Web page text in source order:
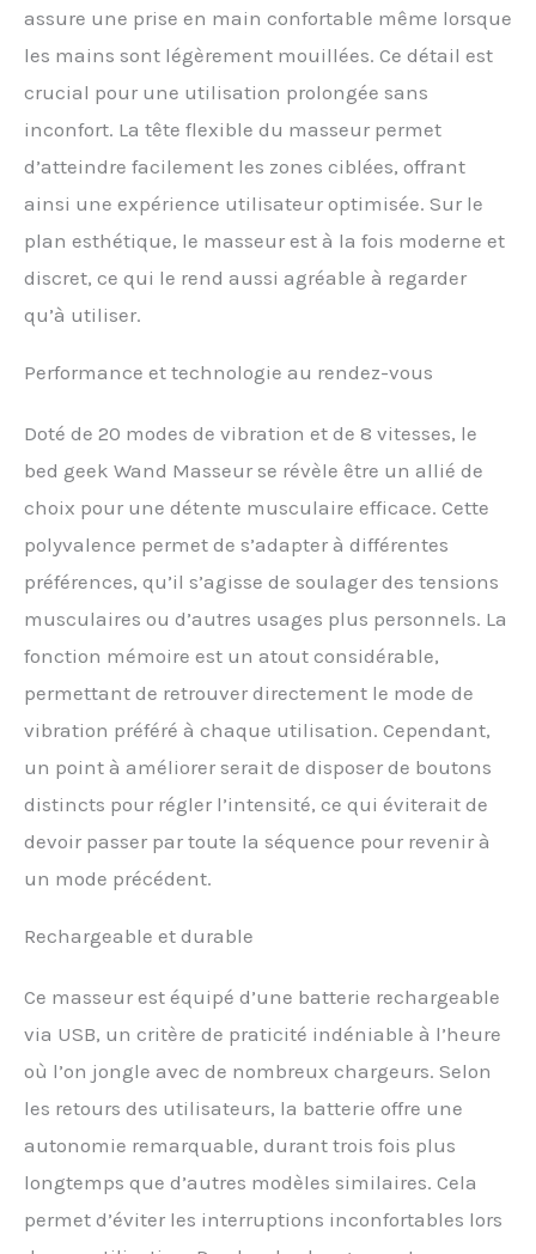
nettoyer, grâce à sa
Utilisez de l'eau
savonneuse ou des
une hygiène optimale
après chaque utilisation
wand masseur
rechargeable est équipé
d'un câble USB pratique
pour une recharge facile.
utilisation continue, vous
garantissant un plaisir
chaque massage
BATTERIE PUISSANTE – Ce
rechargeable est équipé
d'un câble USB pratique
Profitez d'une batterie
longue durée pour une
garantissant un plaisir
sans interruption lors de
FLEXIBLE – Ce wand
masseur de 20 cm avec
tête flexible permet une
grande souplesse pour
cibler efficacement les
pour soulager les
difficiles à atteindre.
assure une prise en main confortable même lorsque
les mains sont légèrement mouillées. Ce détail est
crucial pour une utilisation prolongée sans
inconfort. La tête flexible du masseur permet
d’atteindre facilement les zones ciblées, offrant
ainsi une expérience utilisateur optimisée. Sur le
plan esthétique, le masseur est à la fois moderne et
discret, ce qui le rend aussi agréable à regarder
qu’à utiliser.
Performance et technologie au rendez-vous
Doté de 20 modes de vibration et de 8 vitesses, le
bed geek Wand Masseur se révèle être un allié de
choix pour une détente musculaire efficace. Cette
polyvalence permet de s’adapter à différentes
préférences, qu’il s’agisse de soulager des tensions
musculaires ou d’autres usages plus personnels. La
fonction mémoire est un atout considérable,
permettant de retrouver directement le mode de
vibration préféré à chaque utilisation. Cependant,
un point à améliorer serait de disposer de boutons
distincts pour régler l’intensité, ce qui éviterait de
devoir passer par toute la séquence pour revenir à
un mode précédent.
Rechargeable et durable
Ce masseur est équipé d’une batterie rechargeable
via USB, un critère de praticité indéniable à l’heure
où l’on jongle avec de nombreux chargeurs. Selon
les retours des utilisateurs, la batterie offre une
autonomie remarquable, durant trois fois plus
longtemps que d’autres modèles similaires. Cela
permet d’éviter les interruptions inconfortables lors